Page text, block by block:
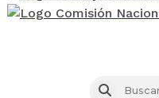
Buscar